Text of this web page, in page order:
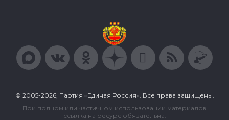
© 2005-2026, Партия «Единая Россия». Все права защищены.
При полном или частичном использовании материалов
ссылка на ресурс обязательна.